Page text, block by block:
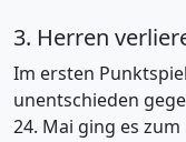
3. Herren
Im ersten
unentschieden
24. Mai ging es